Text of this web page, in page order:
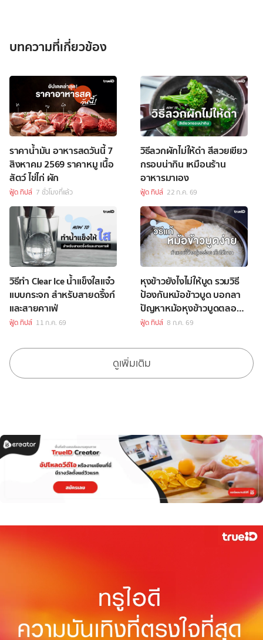
บทความที่เกี่ยวข้อง
ราคาน้ำมัน อาหารสดวันนี้ 7
สิงหาคม 2569 ราคาหมู เนื้อ
สัตว์ ไข่ไก่ ผัก
ฟู้ด ทิปส์ 7 ชั่วโมงที่แล้ว
วิธีลวกผักไม่ให้ดำ สีสวยเขียว
กรอบน่ากิน เหมือนร้าน
อาหารมาเอง
ฟู้ด ทิปส์ 22 ก.ค. 69
วิธีทำ Clear Ice น้ำแข็งใสแจ๋ว
แบบกระจก สำหรับสายดริ้งก์
และสายคาเฟ่
ฟู้ด ทิปส์ 11 ก.ค. 69
หุงข้าวยังไงไม่ให้บูด รวมวิธี
ป้องกันหม้อข้าวบูด บอกลา
ปัญหาหม้อหุงข้าวบูดตลอด
ไปได้เลย
ฟู้ด ทิปส์ 8 ก.ค. 69
ดูเพิ่มเติม